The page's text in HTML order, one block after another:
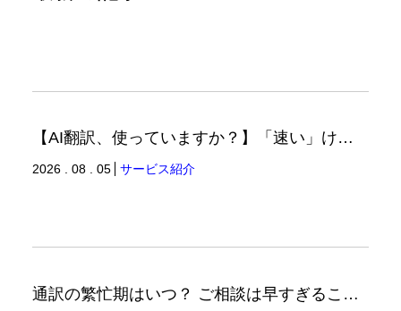
【AI翻訳、使っていますか？】「速い」けど「正しい」は別の話（翻訳ブログ）
2026 . 08 . 05 サービス紹介
通訳の繁忙期はいつ？ ご相談は早すぎることはありません。（通訳ブログ）